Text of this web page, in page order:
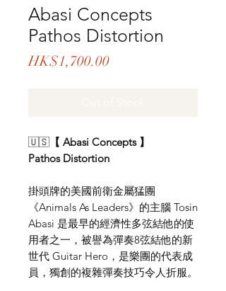
Abasi Concepts
Pathos Distortion
HK$1,700.00Price
🇺🇸 【 Abasi Concepts 】
Pathos Distortion
掛頭牌的美國前衛金屬猛團
《Animals As Leaders》的主腦 Tosin
Abasi 是最早的經濟性多弦結他的使
用者之一，被譽為彈奏8弦結他的新
世代 Guitar Hero，是樂團的代表成
員，獨創的複雜彈奏技巧令人折服。